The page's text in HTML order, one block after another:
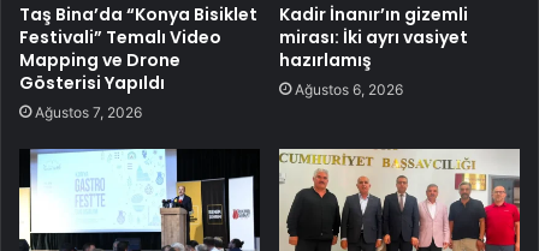
Taş Bina’da “Konya Bisiklet
Festivali” Temalı Video
Mapping ve Drone
Gösterisi Yapıldı
Ağustos 7, 2026
Kadir İnanır’ın gizemli
mirası: İki ayrı vasiyet
hazırlamış
Ağustos 6, 2026